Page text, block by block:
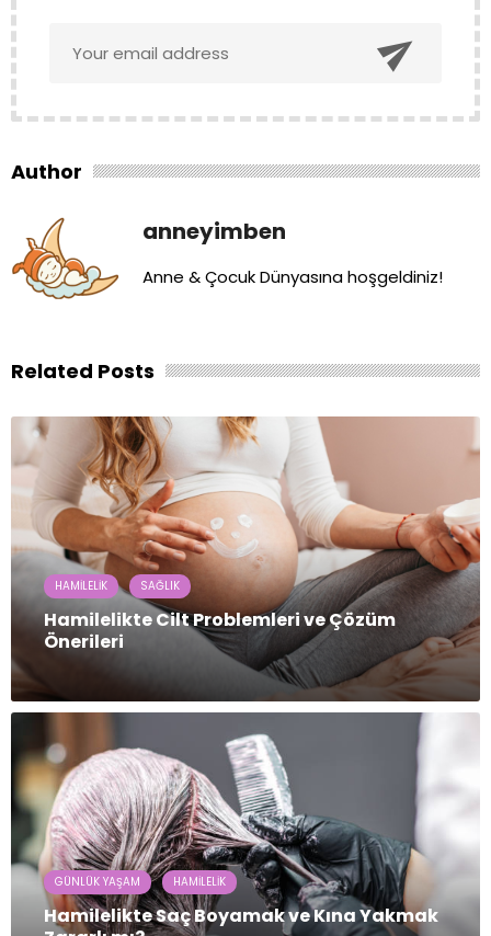

Author
anneyimben
Anne & Çocuk Dünyasına hoşgeldiniz!
Related Posts
HAMILELIK SAĞLIK
Hamilelikte Cilt Problemleri ve Çözüm
Önerileri
GÜNLÜK YAŞAM HAMILELIK
Hamilelikte Saç Boyamak ve Kına Yakmak